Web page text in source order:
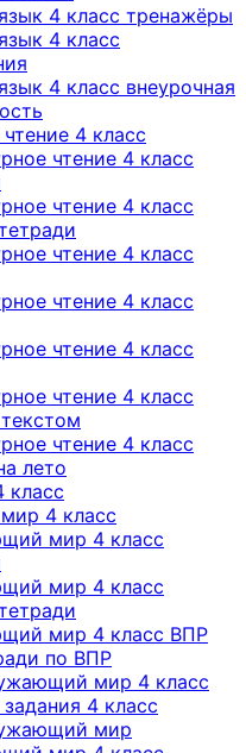
4 класс тренажёры
4 класс
4 класс внеурочная
4 класс
чтение 4 класс
чтение 4 класс
чтение 4 класс
чтение 4 класс
чтение 4 класс
чтение 4 класс
чтение 4 класс
лето
класс
4 класс
мир 4 класс
мир 4 класс
мир 4 класс ВПР
по ВПР
мир 4 класс
4 класс
мир